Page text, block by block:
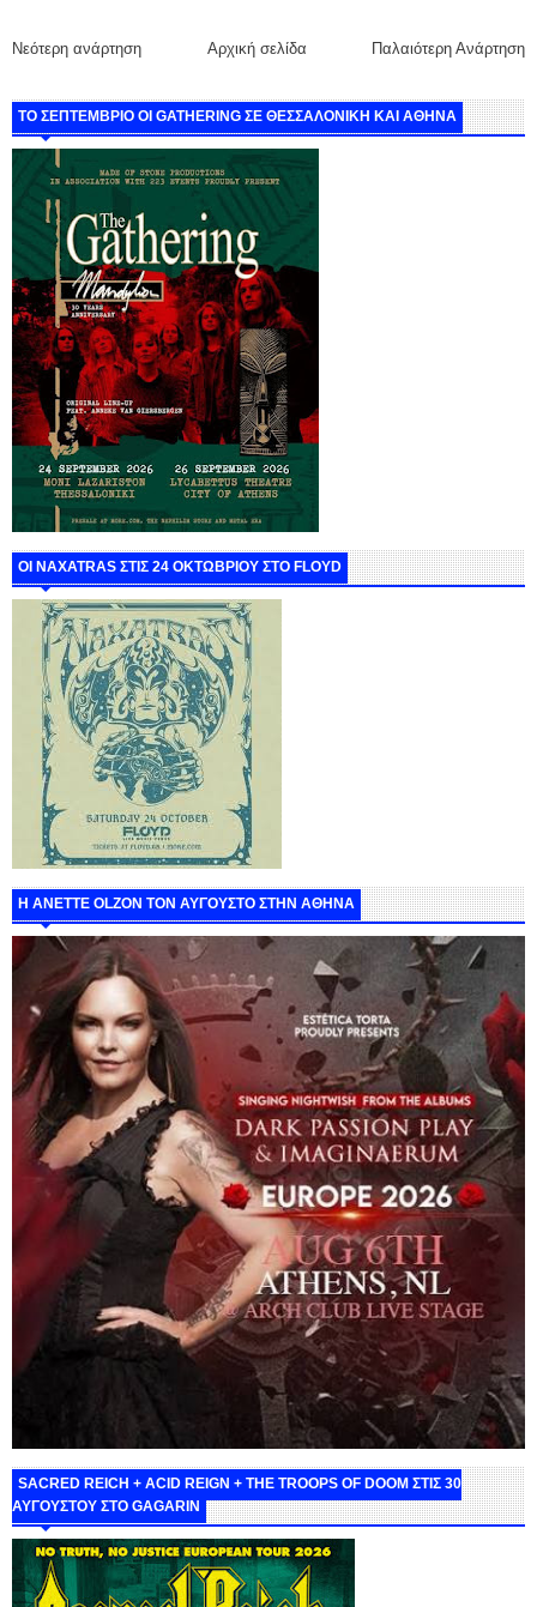
Νεότερη ανάρτηση Παλαιότερη Ανάρτηση
Αρχική σελίδα
ΤΟ ΣΕΠΤΕΜΒΡΙΟ ΟΙ GATHERING ΣΕ ΘΕΣΣΑΛΟΝΙΚΗ ΚΑΙ ΑΘΗΝΑ
ΟΙ NAXATRAS ΣΤΙΣ 24 ΟΚΤΩΒΡΙΟΥ ΣΤΟ FLOYD
Η ANETTE OLZON ΤΟΝ ΑΥΓΟΥΣΤΟ ΣΤΗΝ ΑΘΗΝΑ
SACRED REICH + ACID REIGN + THE TROOPS OF DOOM ΣΤΙΣ 30
ΑΥΓΟΥΣΤΟΥ ΣΤΟ GAGARIN